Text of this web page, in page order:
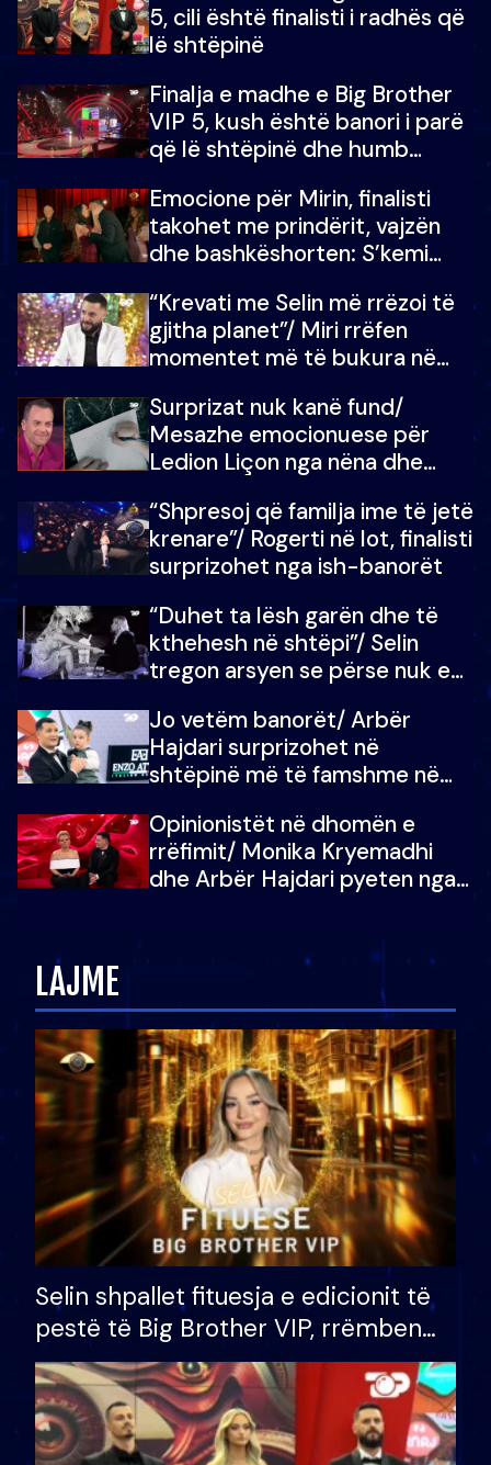
5, cili është finalisti i radhës që
lë shtëpinë
Finalja e madhe e Big Brother
VIP 5, kush është banori i parë
që lë shtëpinë dhe humb
çmimin e madh
Emocione për Mirin, finalisti
takohet me prindërit, vajzën
dhe bashkëshorten: S’kemi
“Krevati me Selin më rrëzoi të
gjitha planet”/ Miri rrëfen
momentet më të bukura në
mungojë zilja e mëngjesit kur…
Surprizat nuk kanë fund/
Mesazhe emocionuese për
Ledion Liçon nga nëna dhe
mban dot lotët: Nuk meritoj…
“Shpresoj që familja ime të jetë
krenare”/ Rogerti në lot, finalisti
surprizohet nga ish-banorët
“Duhet ta lësh garën dhe të
kthehesh në shtëpi”/ Selin
tregon arsyen se përse nuk e
çoja luftën time deri në fund
Jo vetëm banorët/ Arbër
Hajdari surprizohet në
shtëpinë më të famshme në
vajzën e tij
Opinionistët në dhomën e
rrëfimit/ Monika Kryemadhi
dhe Arbër Hajdari pyeten nga
LAJME
Selin shpallet fituesja e edicionit të
pestë të Big Brother VIP, rrëmben
çmimin e madh prej 100 mijë eurosh